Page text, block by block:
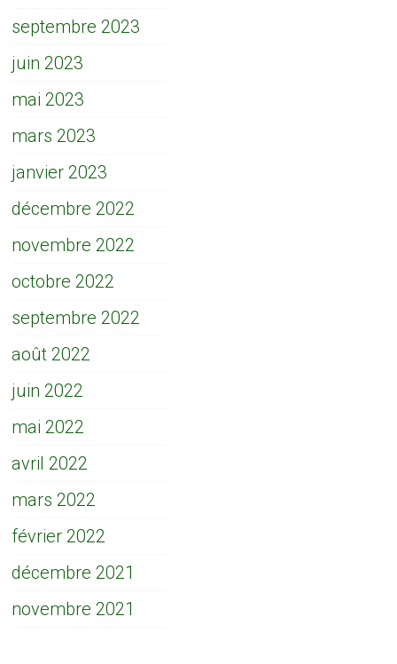
septembre 2023
juin 2023
mai 2023
mars 2023
janvier 2023
décembre 2022
novembre 2022
octobre 2022
septembre 2022
août 2022
juin 2022
mai 2022
avril 2022
mars 2022
février 2022
décembre 2021
novembre 2021